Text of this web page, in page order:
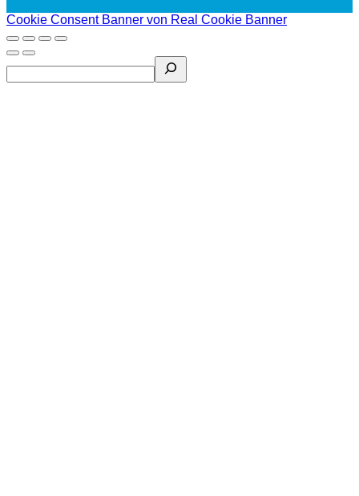
Cookie Consent Banner von Real Cookie Banner